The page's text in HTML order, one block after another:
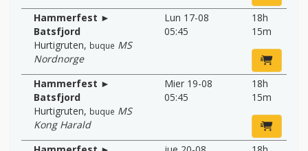
Hammerfest ►
Batsfjord
Hurtigruten, buque MS
Nordnorge
Lun 17-08
05:45
18h
15m
Hammerfest ►
Batsfjord
Hurtigruten, buque MS
Kong Harald
Mier 19-08
05:45
18h
15m